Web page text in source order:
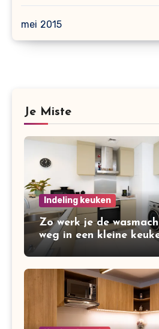
mei 2015
Je Miste
Indeling keuken
Zo werk je de
weg in een kleine